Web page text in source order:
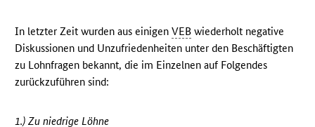
In letzter Zeit wurden aus einigenVEB wiederholt negative
Diskussionen und Unzufriedenheiten unter den Beschäftigten
zu Lohnfragen bekannt, die im Einzelnen auf Folgendes
zurückzuführen sind:
1.) Zu niedrige Löhne